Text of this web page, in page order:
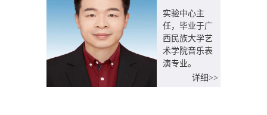
实验中心主
任，毕业于广
西民族大学艺
术学院音乐表
演专业。
详细>>